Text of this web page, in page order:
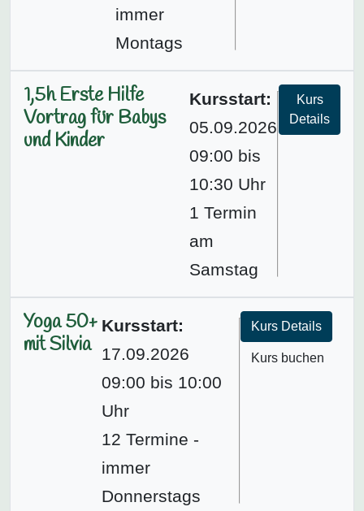
immer
Montags
1,5h Erste Hilfe
Vortrag für Babys
und Kinder
Kursstart:
05.09.2026
09:00 bis
10:30 Uhr
1 Termin
am
Samstag
Kurs
Details
Yoga 50+
mit Silvia
Kursstart:
17.09.2026
09:00 bis 10:00
Uhr
12 Termine -
immer
Donnerstags
Kurs Details
Kurs buchen